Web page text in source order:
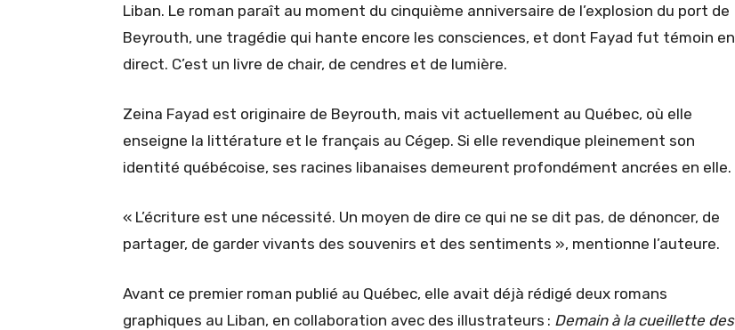
Liban. Le roman paraît au moment du cinquième anniversaire de l’explosion du port de
Beyrouth, une tragédie qui hante encore les consciences, et dont Fayad fut témoin en
direct. C’est un livre de chair, de cendres et de lumière.
Zeina Fayad est originaire de Beyrouth, mais vit actuellement au Québec, où elle
enseigne la littérature et le français au Cégep. Si elle revendique pleinement son
identité québécoise, ses racines libanaises demeurent profondément ancrées en elle.
« L’écriture est une nécessité. Un moyen de dire ce qui ne se dit pas, de dénoncer, de
partager, de garder vivants des souvenirs et des sentiments », mentionne l’auteure.
Avant ce premier roman publié au Québec, elle avait déjà rédigé deux romans
graphiques au Liban, en collaboration avec des illustrateurs : Demain à la cueillette des